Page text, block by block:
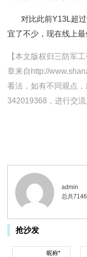
对比此前Y13L超
宜了不少，现在线上最
【本文版权归三防军
章来自http://
看法，如有不同观点
342019368，进行交流
admin
总共
抢沙发
昵称*